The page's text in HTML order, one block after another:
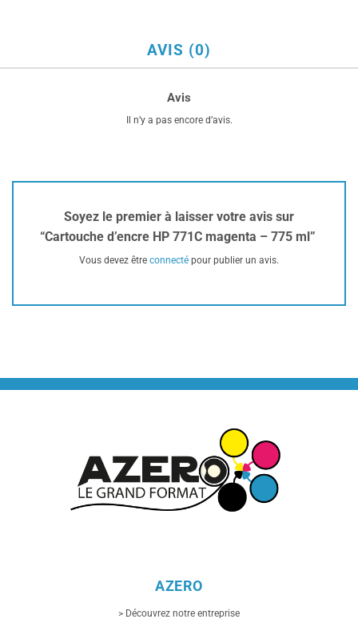
AVIS (0)
Avis
Il n’y a pas encore d’avis.
Soyez le premier à laisser votre avis sur
“Cartouche d’encre HP 771C magenta – 775 ml”
Vous devez être connecté pour publier un avis.
AZERO
> Découvrez notre entreprise